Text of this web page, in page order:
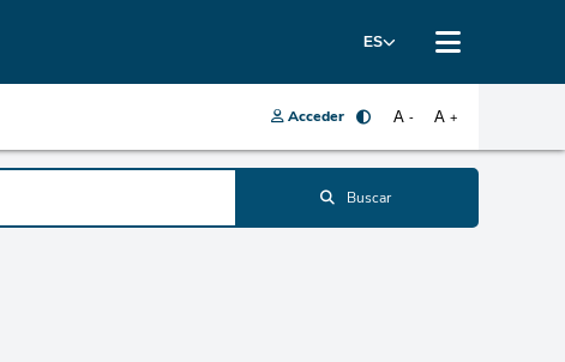
ES
Acceder A +
A -
Buscar